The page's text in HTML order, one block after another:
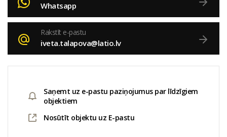
Whatsapp
Rakstīt e-pastu
iveta.talapova@latio.lv
Saņemt uz e-pastu paziņojumus par līdzīgiem
objektiem
Nosūtīt objektu uz E-pastu